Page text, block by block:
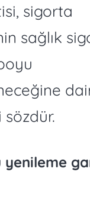
sigorta
sağlık
yenileme